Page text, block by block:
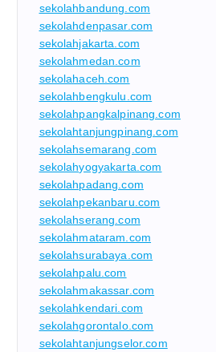
sekolahbandung.com
sekolahdenpasar.com
sekolahjakarta.com
sekolahmedan.com
sekolahaceh.com
sekolahbengkulu.com
sekolahpangkalpinang.com
sekolahtanjungpinang.com
sekolahsemarang.com
sekolahyogyakarta.com
sekolahpadang.com
sekolahpekanbaru.com
sekolahserang.com
sekolahmataram.com
sekolahsurabaya.com
sekolahpalu.com
sekolahmakassar.com
sekolahkendari.com
sekolahgorontalo.com
sekolahtanjungselor.com